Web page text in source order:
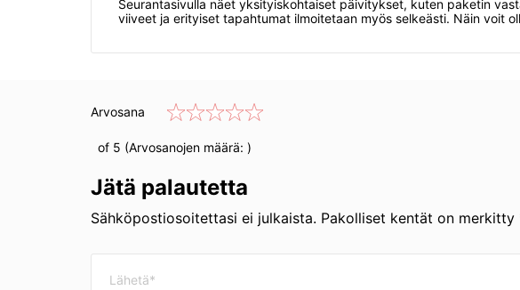
Seurantasivulla näet yksityiskohtaiset päivitykset, kuten paketin
viiveet ja erityiset tapahtumat ilmoitetaan myös selkeästi. Näin voit
Arvosana
of 5 (Arvosanojen määrä: )
Jätä palautetta
Sähköpostiosoitettasi ei julkaista. Pakolliset kentät on merkitty